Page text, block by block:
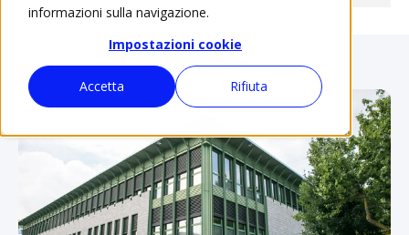
informazioni sulla navigazione.
Impostazioni cookie
Accetta Rifiuta